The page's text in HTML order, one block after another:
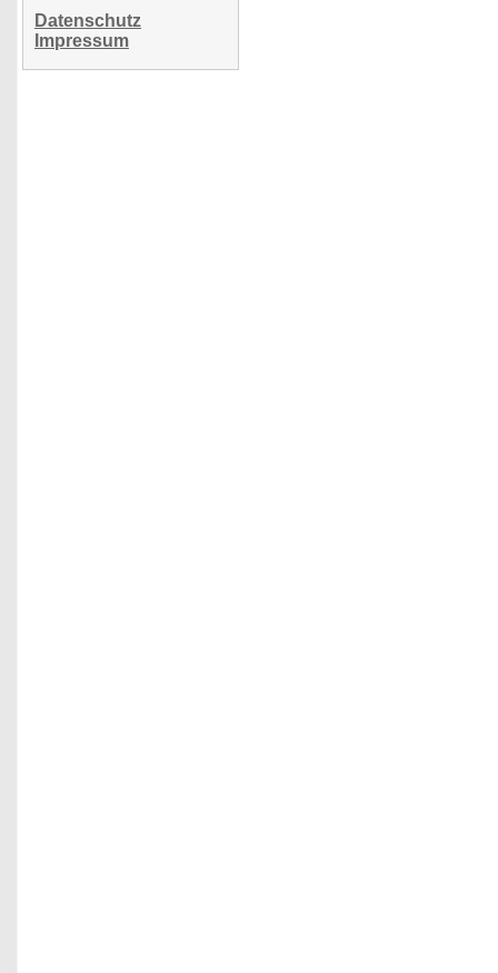
Datenschutz
Impressum